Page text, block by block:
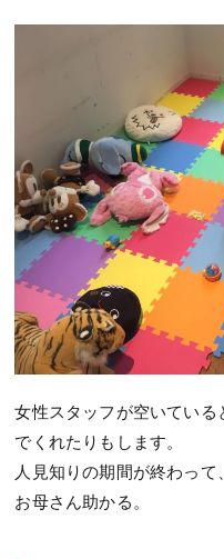
女性スタッフが空いてい
でくれたりもします。
人見知りの期間が終わって
お母さん助かる。